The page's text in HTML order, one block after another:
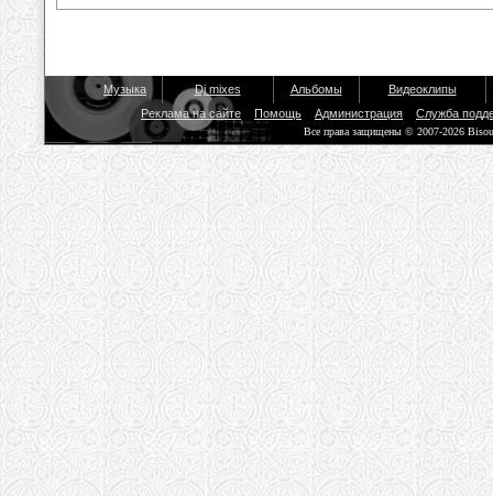
Музыка Dj mixes Альбомы
Видеоклипы
Реклама на сайте
Помощь Администрация Служба
Все права защищены © 2007-2026